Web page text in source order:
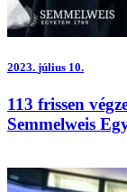
2023. július 10.
113 frissen
Semmelweis